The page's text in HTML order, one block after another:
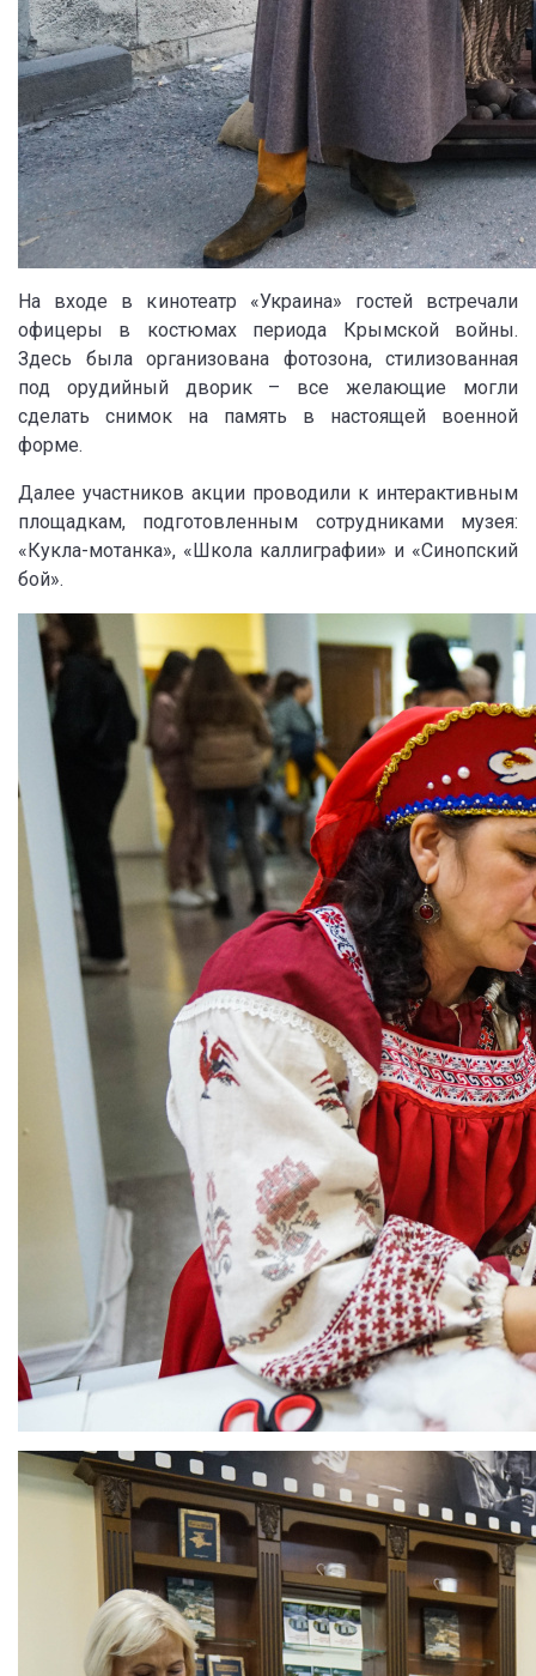
На входе в кинотеатр «Украина» гостей встречали
офицеры в костюмах периода Крымской войны.
Здесь была организована фотозона, стилизованная
под орудийный дворик – все желающие могли
сделать снимок на память в настоящей военной
форме.
Далее участников акции проводили к интерактивным
площадкам, подготовленным сотрудниками музея:
«Кукла-мотанка», «Школа каллиграфии» и «Синопский
бой».